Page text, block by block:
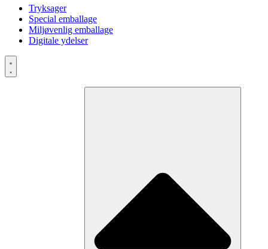
Tryksager
Special emballage
Miljøvenlig emballage
Digitale ydelser